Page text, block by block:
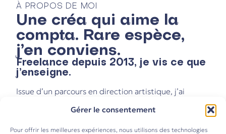
Gérer le consentement
Pour offrir les meilleures expériences, nous utilisons des technologies
À PROPOS DE MOI
Une créa qui aime la
compta. Rare espèce,
j’en conviens.
Freelance depuis 2013, je vis ce que
j’enseigne.
Issue d’un parcours en direction artistique, j’ai
l’indépendance était le terrain de jeu idéal. Très vite,
j’ai compris qu’être freelance ce n’est pas juste